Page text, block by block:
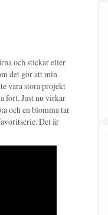
och stickar eller
det gör att min
vara stora projekt
fort. Just nu virkar
och en blomma tar
Det är